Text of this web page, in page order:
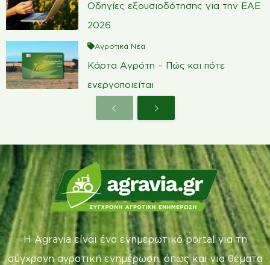
Οδηγίες εξουσιοδότησης για την ΕΑΕ
2026
Αγροτικά Νέα
Κάρτα Αγρότη – Πώς και πότε
ενεργοποιείται
Η Agravia είναι ένα ενημερωτικό portal για τη
σύγχρονη αγροτική ενημέρωση, όπως και για θέματα